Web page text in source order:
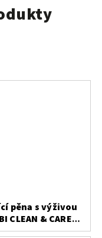
pěna s výživou
CLEAN & CARE